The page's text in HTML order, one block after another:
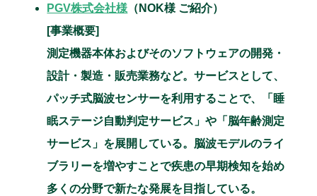
PGV株式会社様（NOK様 ご紹介）
[事業概要]
測定機器本体およびそのソフトウェアの開発・
設計・製造・販売業務など。サービスとして、
パッチ式脳波センサーを利用することで、「睡
眠ステージ自動判定サービス」や「脳年齢測定
サービス」を展開している。脳波モデルのライ
ブラリーを増やすことで疾患の早期検知を始め
多くの分野で新たな発展を目指している。